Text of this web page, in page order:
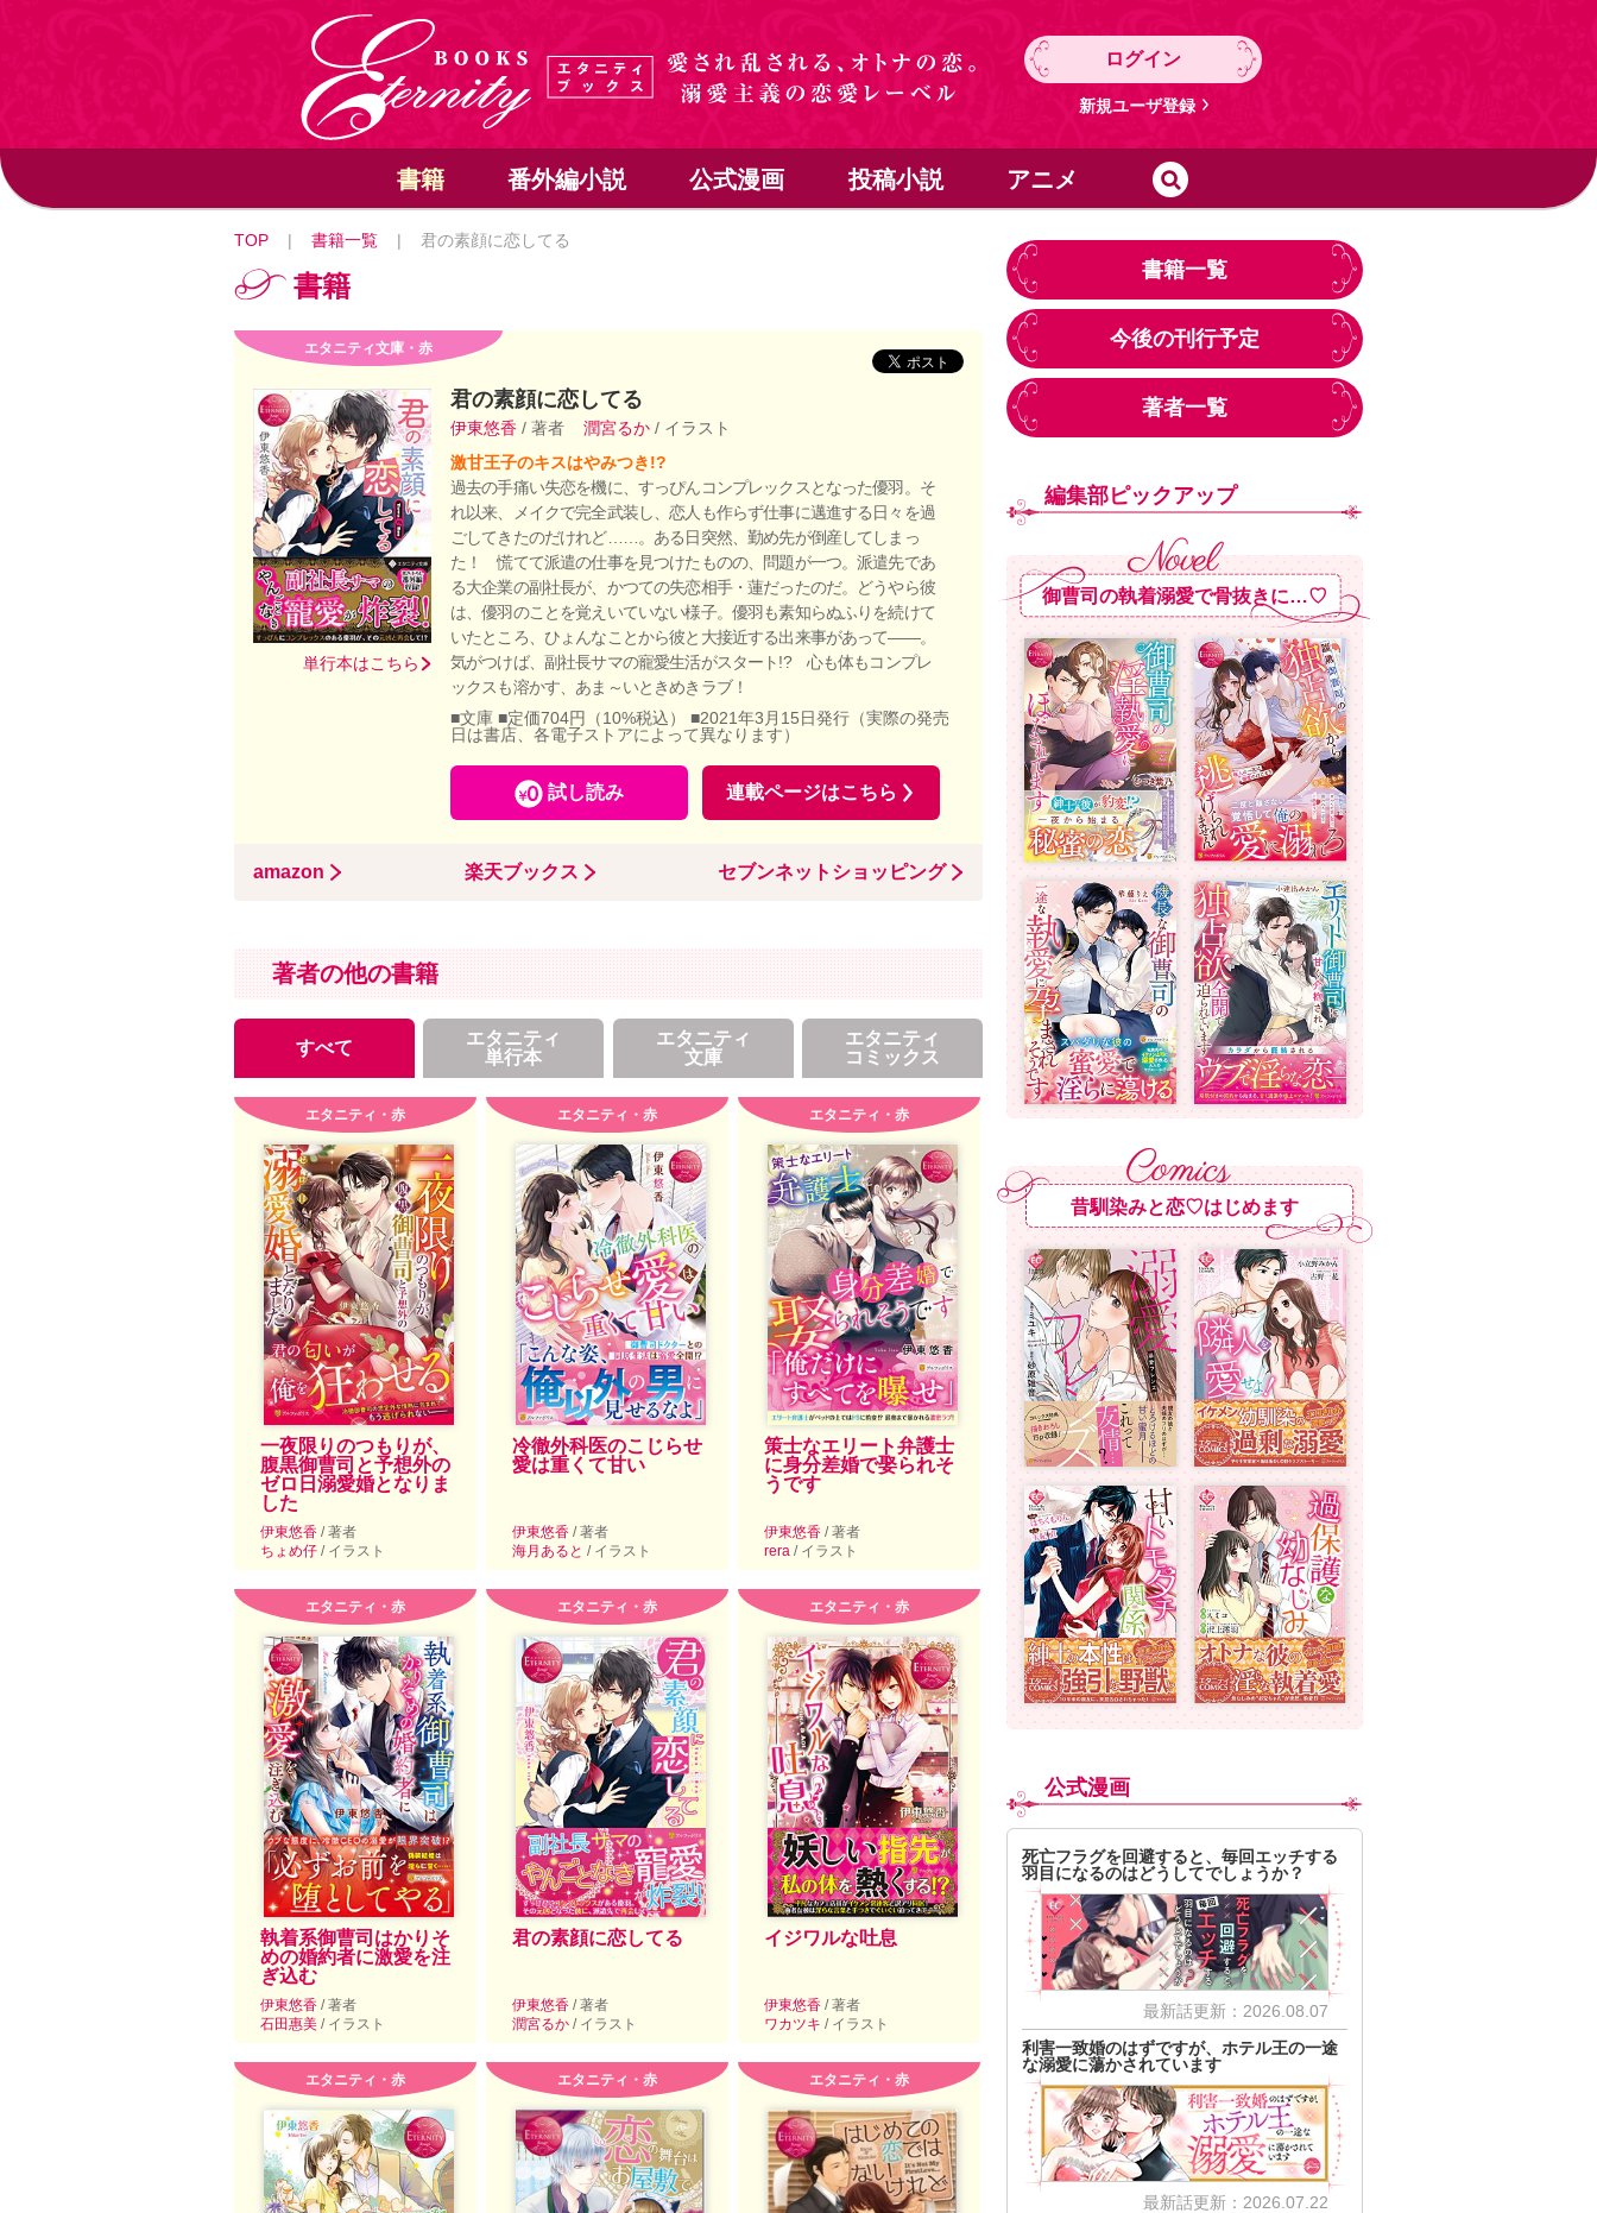
ログイン
新規ユーザ登録
書籍 番外編小説 公式漫画 投稿小説 アニメ
TOP | 書籍一覧 | 君の素顔に恋してる
書籍
エタニティ文庫・赤
単行本はこちら
君の素顔に恋してる
伊東悠香 / 著者 潤宮るか / イラスト
激甘王子のキスはやみつき!?
過去の手痛い失恋を機に、すっぴんコンプレックスとなった優羽。そ
れ以来、メイクで完全武装し、恋人も作らず仕事に邁進する日々を過
ごしてきたのだけれど……。ある日突然、勤め先が倒産してしまっ
た！ 慌てて派遣の仕事を見つけたものの、問題が一つ。派遣先であ
る大企業の副社長が、かつての失恋相手・蓮だったのだ。どうやら彼
は、優羽のことを覚えいていない様子。優羽も素知らぬふりを続けて
いたところ、ひょんなことから彼と大接近する出来事があって――。
気がつけば、副社長サマの寵愛生活がスタート!? 心も体もコンプレ
ックスも溶かす、あま～いときめきラブ！
■文庫 ■定価704円（10%税込） ■2021年3月15日発行（実際の発売
日は書店、各電子ストアによって異なります）
試し読み 連載ページはこちら
amazon 楽天ブックス セブンネットショッピング
著者の他の書籍
すべて
エタニティ
単行本
エタニティ
文庫
エタニティ
コミックス
エタニティ・赤
一夜限りのつもりが、
腹黒御曹司と予想外の
ゼロ日溺愛婚となりま
した
伊東悠香 / 著者
ちょめ仔 / イラスト
エタニティ・赤
冷徹外科医のこじらせ
愛は重くて甘い
伊東悠香 / 著者
海月あると / イラスト
エタニティ・赤
策士なエリート弁護士
に身分差婚で娶られそ
うです
伊東悠香 / 著者
rera / イラスト
エタニティ・赤
執着系御曹司はかりそ
めの婚約者に激愛を注
ぎ込む
伊東悠香 / 著者
石田惠美 / イラスト
エタニティ・赤
君の素顔に恋してる
伊東悠香 / 著者
潤宮るか / イラスト
エタニティ・赤
イジワルな吐息
伊東悠香 / 著者
ワカツキ / イラスト
エタニティ・赤 エタニティ・赤 エタニティ・赤
書籍一覧
今後の刊行予定
著者一覧
編集部ピックアップ
御曹司の執着溺愛で骨抜きに…♡
昔馴染みと恋♡はじめます
公式漫画
死亡フラグを回避すると、毎回エッチする
羽目になるのはどうしてでしょうか？
最新話更新：2026.08.07
利害一致婚のはずですが、ホテル王の一途
な溺愛に蕩かされています
最新話更新：2026.07.22